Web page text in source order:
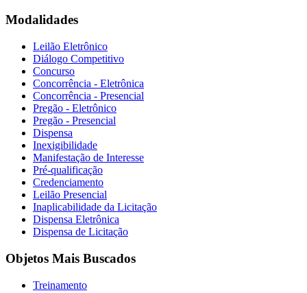
Modalidades
Leilão Eletrônico
Diálogo Competitivo
Concurso
Concorrência - Eletrônica
Concorrência - Presencial
Pregão - Eletrônico
Pregão - Presencial
Dispensa
Inexigibilidade
Manifestação de Interesse
Pré-qualificação
Credenciamento
Leilão Presencial
Inaplicabilidade da Licitação
Dispensa Eletrônica
Dispensa de Licitação
Objetos Mais Buscados
Treinamento